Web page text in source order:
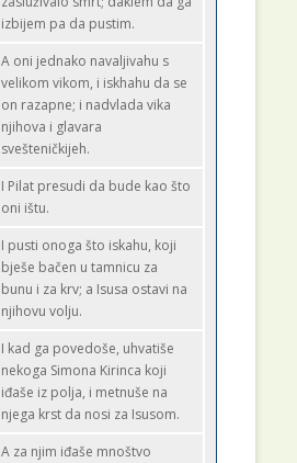
izbijem pa da pustim.
A oni jednako navaljivahu s
velikom vikom, i iskhahu da se
on razapne; i nadvlada vika
njihova i glavara
svešteničkijeh.
I Pilat presudi da bude kao što
oni ištu.
I pusti onoga što iskahu, koji
bješe bačen u tamnicu za
bunu i za krv; a Isusa ostavi na
njihovu volju.
I kad ga povedoše, uhvatiše
nekoga Simona Kirinca koji
iđaše iz polja, i metnuše na
njega krst da nosi za Isusom.
A za njim iđaše mnoštvo